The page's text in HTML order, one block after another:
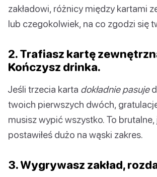
zakładowi, różnicy między kartami
lub czegokolwiek, na co zgodzi się
2. Trafiasz kartę
Kończysz drinka.
Jeśli trzecia karta dokładnie pasuje
twoich pierwszych dwóch,
musisz wypić wszystko. To brutalne,
postawiłeś dużo na wąski zakres.
3. Wygrywasz zakład,